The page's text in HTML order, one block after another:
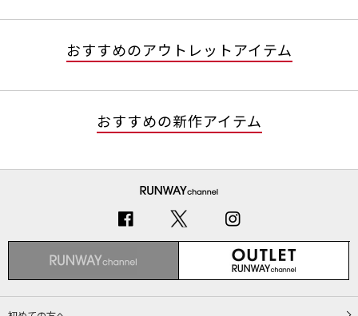
おすすめのアウトレットアイテム
おすすめの新作アイテム